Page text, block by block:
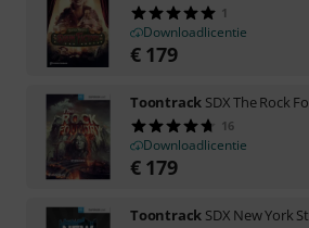
1
Downloadlicentie
€ 179
Toontrack SDX The Rock
16
Downloadlicentie
€ 179
Toontrack SDX New York